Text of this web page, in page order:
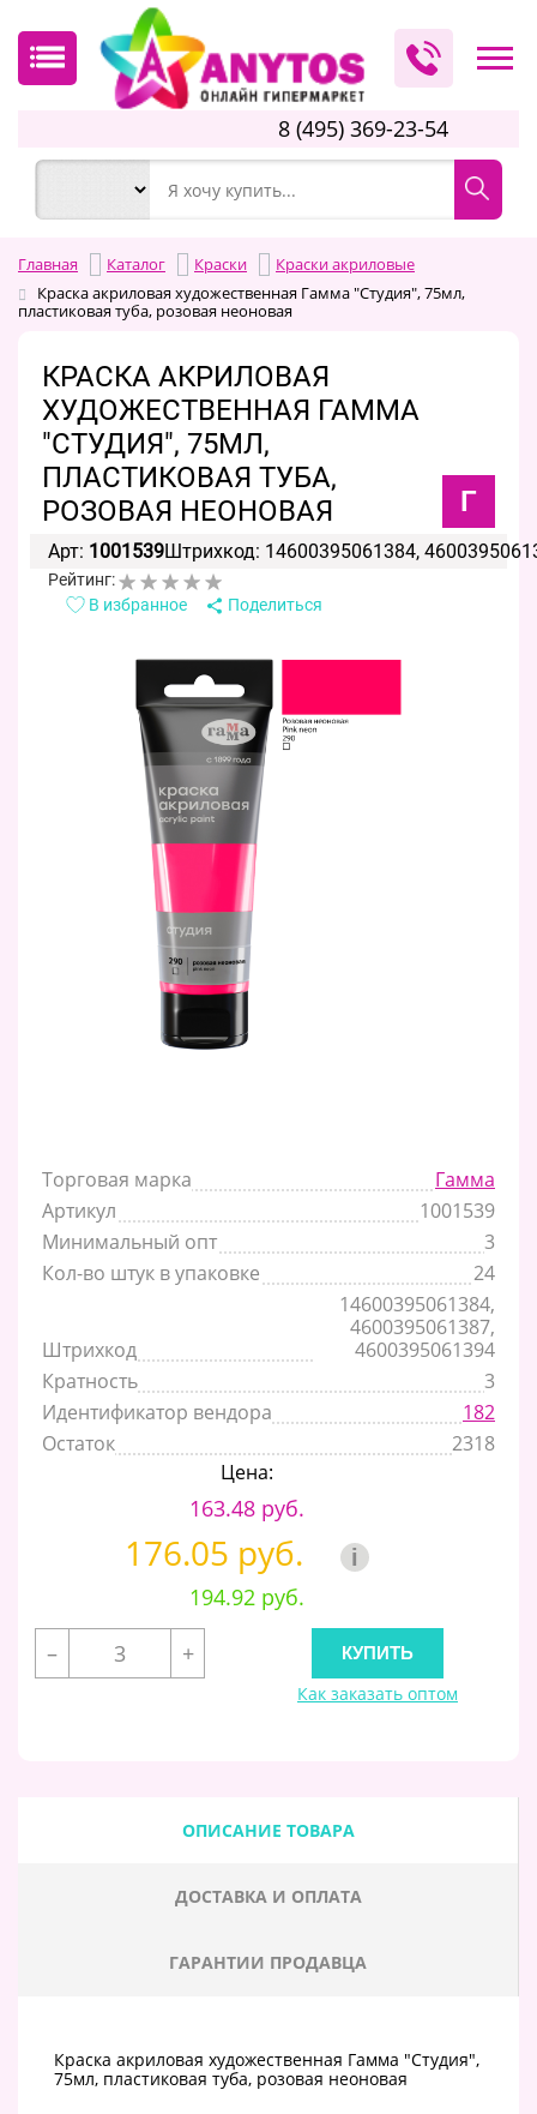
8 (495) 369-23-54
Главная Каталог Краски
Краски акриловые
Краска акриловая художественная Гамма "Студия", 75мл,
пластиковая туба, розовая неоновая
КРАСКА АКРИЛОВАЯ
ХУДОЖЕСТВЕННАЯ ГАММА
"СТУДИЯ", 75МЛ,
ПЛАСТИКОВАЯ ТУБА,
РОЗОВАЯ НЕОНОВАЯ
Г
Арт: 1001539Штрихкод: 14600395061384,
Рейтинг:
В избранное
Поделиться
Торговая марка
Гамма
Артикул
1001539
Минимальный опт
3
Кол-во штук в упаковке
24
Штрихкод
14600395061384,
4600395061387,
4600395061394
Кратность
3
Идентификатор вендора
182
Остаток
2318
Цена:
163.48 руб.
176.05 руб. i
194.92 руб.
–
+
Как заказать оптом
ОПИСАНИЕ ТОВАРА
ДОСТАВКА И ОПЛАТА
ГАРАНТИИ ПРОДАВЦА
Краска акриловая художественная Гамма "Студия",
75мл, пластиковая туба, розовая неоновая